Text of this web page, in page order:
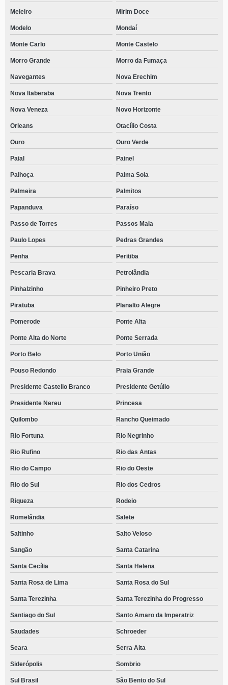
contato de clínica de reabilitação alcoólatra Palmeira
contato de clínica de reabilitação de alcoólatras Costeira do Ribeirão
contato de clínica para recuperação de alcoólatras Tangará
Meleiro Mirim Doce
Modelo Mondaí
Monte Carlo Monte Castelo
Morro Grande Morro da Fumaça
Navegantes Nova Erechim
Nova Itaberaba Nova Trento
Nova Veneza Novo Horizonte
Orleans Otacílio Costa
Ouro Ouro Verde
Paial Painel
Palhoça Palma Sola
Palmeira Palmitos
Papanduva Paraíso
Passo de Torres Passos Maia
Paulo Lopes Pedras Grandes
Penha Peritiba
Pescaria Brava Petrolândia
Pinhalzinho Pinheiro Preto
Piratuba Planalto Alegre
Pomerode Ponte Alta
Ponte Alta do Norte Ponte Serrada
Porto Belo Porto União
Pouso Redondo Praia Grande
Presidente Castello Branco Presidente Getúlio
Presidente Nereu Princesa
Quilombo Rancho Queimado
Rio Fortuna Rio Negrinho
Rio Rufino Rio das Antas
Rio do Campo Rio do Oeste
Rio do Sul Rio dos Cedros
Riqueza Rodeio
Romelândia Salete
Saltinho Salto Veloso
Sangão Santa Catarina
Santa Cecília Santa Helena
Santa Rosa de Lima Santa Rosa do Sul
Santa Terezinha Santa Terezinha do Progresso
Santiago do Sul Santo Amaro da Imperatriz
Saudades Schroeder
Seara Serra Alta
Siderópolis Sombrio
Sul Brasil São Bento do Sul